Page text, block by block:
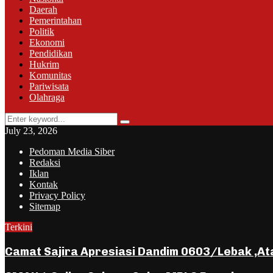
Daerah
Pemerintahan
Politik
Ekonomi
Pendidikan
Hukrim
Komunitas
Pariwisata
Olahraga
Search
for:
Search
July 23, 2026
Pedoman Media Siber
Redaksi
Iklan
Kontak
Privacy Policy
Sitemap
Terkini
Camat Sajira Apresiasi Dandim 0603/Lebak